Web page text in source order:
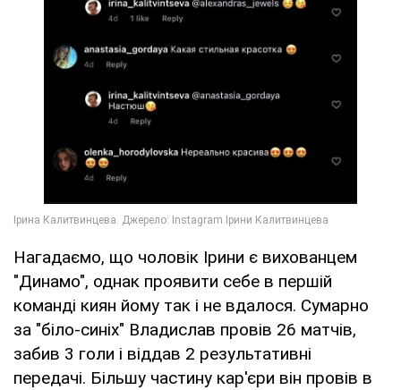
Нагадаємо, що чоловік Ірини є вихованцем
"Динамо", однак проявити себе в першій
команді киян йому так і не вдалося. Сумарно
за "біло-синіх" Владислав провів 26 матчів,
забив 3 голи і віддав 2 результативні
передачі. Більшу частину кар'єри він провів в